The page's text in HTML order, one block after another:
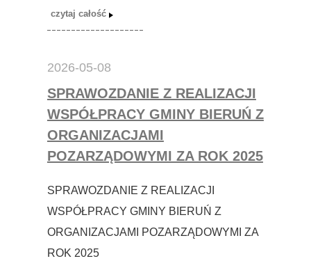
2026-05-08
SPRAWOZDANIE Z REALIZACJI
WSPÓŁPRACY GMINY BIERUŃ Z
ORGANIZACJAMI
POZARZĄDOWYMI ZA ROK 2025
SPRAWOZDANIE Z REALIZACJI
WSPÓŁPRACY GMINY BIERUŃ Z
ORGANIZACJAMI POZARZĄDOWYMI ZA
ROK 2025